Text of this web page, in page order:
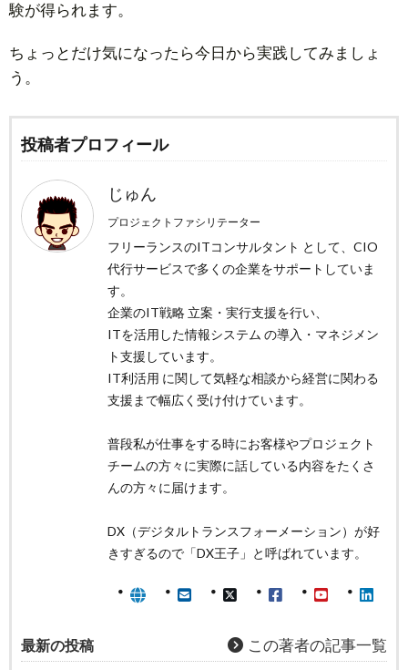
験が得られます。
ちょっとだけ気になったら今日から実践してみましょ
う。
投稿者プロフィール
じゅん
プロジェクトファシリテーター
フリーランスのITコンサルタント として、CIO
代行サービスで多くの企業をサポートしていま
す。
企業のIT戦略 立案・実行支援を行い、
ITを活用した情報システム の導入・マネジメン
ト支援しています。
IT利活用 に関して気軽な相談から経営に関わる
支援まで幅広く受け付けています。
普段私が仕事をする時にお客様やプロジェクト
チームの方々に実際に話している内容をたくさ
んの方々に届けます。
DX（デジタルトランスフォーメーション）が好
きすぎるので「DX王子」と呼ばれています。
最新の投稿 この著者の記事一覧